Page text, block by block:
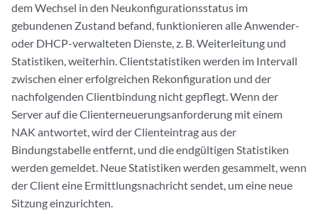
dem Wechsel in den Neukonfigurationsstatus im
gebundenen Zustand befand, funktionieren alle Anwender-
oder DHCP-verwalteten Dienste, z. B. Weiterleitung und
Statistiken, weiterhin. Clientstatistiken werden im Intervall
zwischen einer erfolgreichen Rekonfiguration und der
nachfolgenden Clientbindung nicht gepflegt. Wenn der
Server auf die Clienterneuerungsanforderung mit einem
NAK antwortet, wird der Clienteintrag aus der
Bindungstabelle entfernt, und die endgültigen Statistiken
werden gemeldet. Neue Statistiken werden gesammelt, wenn
der Client eine Ermittlungsnachricht sendet, um eine neue
Sitzung einzurichten.